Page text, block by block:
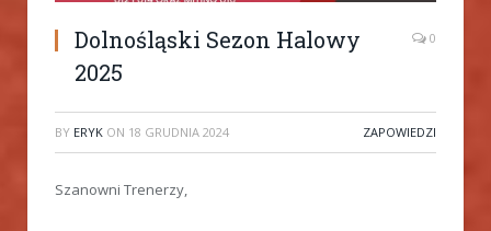
Dolnośląski Sezon Halowy
2025
0
BY ERYK ON 18 GRUDNIA 2024 ZAPOWIEDZI
Szanowni Trenerzy,